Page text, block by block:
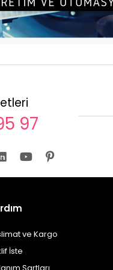
97
ve Kargo
İste
Şartları